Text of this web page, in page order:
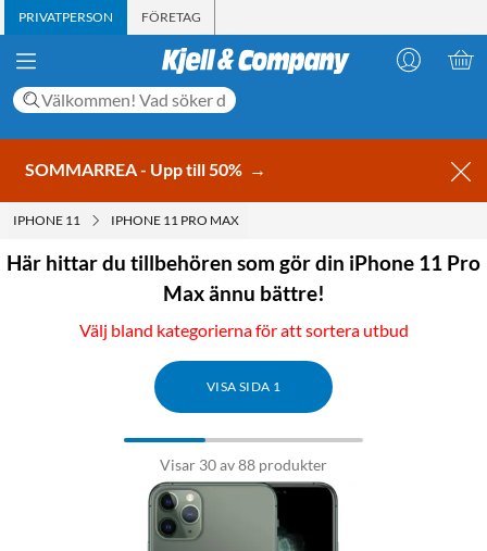
PRIVATPERSON FÖRETAG
SOMMARREA - Upp till 50% →
IPHONE 11 IPHONE 11 PRO MAX
Här hittar du tillbehören som gör din iPhone 11 Pro
Max ännu bättre!
Välj bland kategorierna för att sortera utbud
VISA SIDA 1
Visar 30 av 88 produkter